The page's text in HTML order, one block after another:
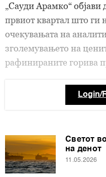
„Сауди Арамко“ објави
првиот квартал што ги
очекувањата на
зголемувањето на
рафинираните горива
Login/
Светот
на денот
11.05.2026